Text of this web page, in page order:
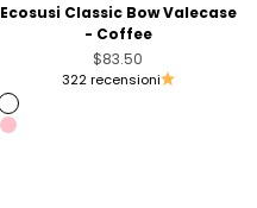
Ecosusi Classic Bow Valecase
- Coffee
Prezzo scontato
$83.50
322 recensioni
Coffee
Pink